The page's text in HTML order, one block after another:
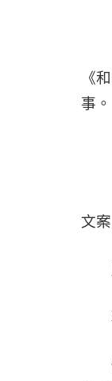
《
事。
文案
唐
現
快